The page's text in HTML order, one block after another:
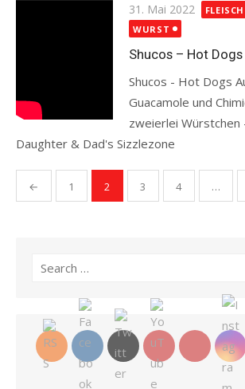
Posted
on
31. Mai 2022 FLEISCH
WURST
Shucos – Hot
Shucos - Hot Dogs
Guacamole und
zweierlei Würstchen
Daughter & Dad's Sizzlezone
Seitennummerierung
der
← 1 2 3 4 …
Search